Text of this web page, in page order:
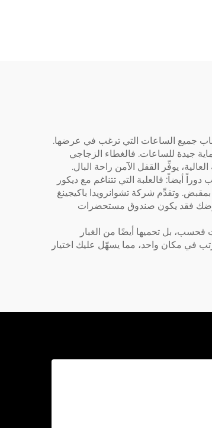
جميع الساعات التي ترغب في عرضها.
جيدة للساعات. فالغطاء الزجاجي
يوفِّر القفل الآمن راحة البال.
أيضاً: فالعلبة التي تتناغم مع ديكور
وتقدِّم شركة تشوانرويدا باكيجينغ
فقد يكون صندوق مستحضرات
فحسب، بل تحميها أيضًا من الغبار
في مكان واحد، مما يسهّل عليك اختيار